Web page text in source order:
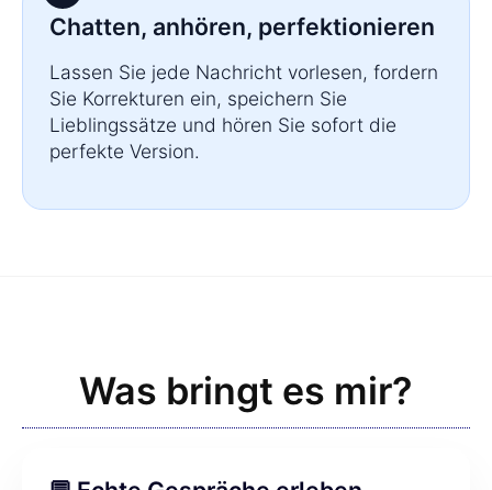
Chatten, anhören, perfektionieren
Lassen Sie jede Nachricht vorlesen, fordern
Sie Korrekturen ein, speichern Sie
Lieblingssätze und hören Sie sofort die
perfekte Version.
Was bringt es mir?